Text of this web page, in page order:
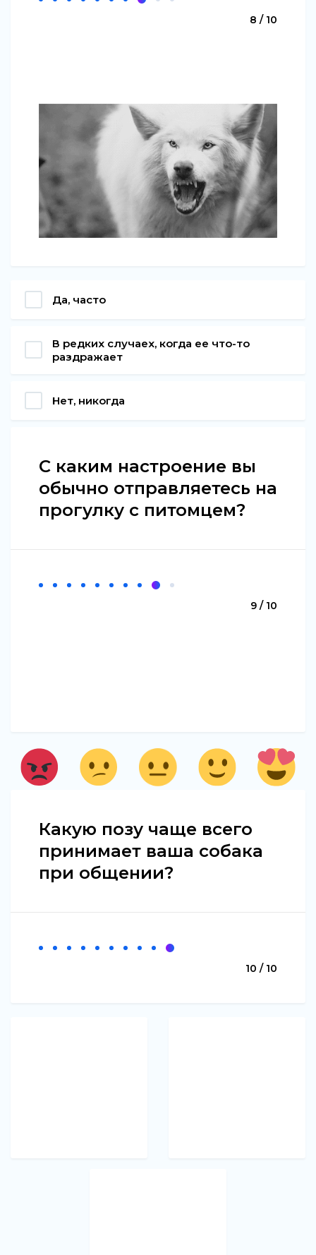
8 / 10
Да, часто
В редких случаех, когда ее что-то
раздражает
Нет, никогда
С каким настроение вы
обычно отправляетесь на
прогулку с питомцем?
9 / 10
Какую позу чаще всего
принимает ваша собака
при общении?
10 / 10